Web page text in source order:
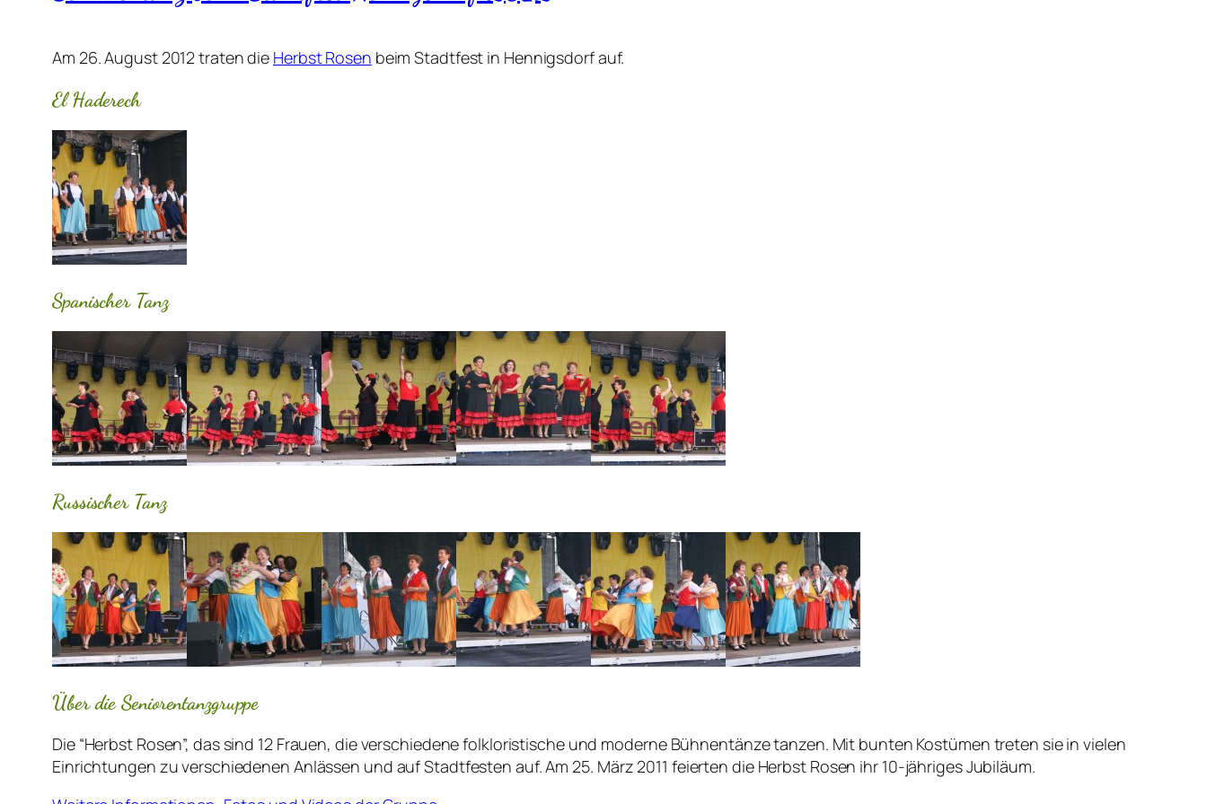
Am 26. August 2012 traten die Herbst Rosen beim Stadtfest in Hennigsdorf auf.
El Haderech
Spanischer Tanz
Russischer Tanz
Über die Seniorentanzgruppe
Die “Herbst Rosen”, das sind 12 Frauen, die verschiedene folkloristische und moderne Bühnentänze tanzen. Mit bunten Kostümen treten sie in vielen
Einrichtungen zu verschiedenen Anlässen und auf Stadtfesten auf. Am 25. März 2011 feierten die Herbst Rosen ihr 10-jähriges Jubiläum.